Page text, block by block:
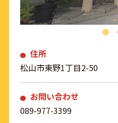
住所
松山市東野1丁目2-50
お問い合わせ
089-977-3399